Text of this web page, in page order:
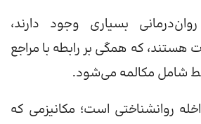
بسیاری وجود دارند،
هستند، که همگی بر رابطه با مراجع
شامل مکالمه می‌شود.
روانشناختی است؛ مکانیزمی که